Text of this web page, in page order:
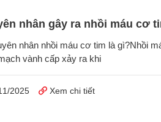
nhân gây ra nhồi máu cơ
nhân nhồi máu cơ tim là gì?Nhồi
vành cấp xảy ra khi
2025 Xem chi tiết